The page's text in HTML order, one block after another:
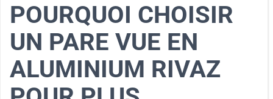
POURQUOI CHOISIR
UN PARE VUE EN
ALUMINIUM RIVAZ